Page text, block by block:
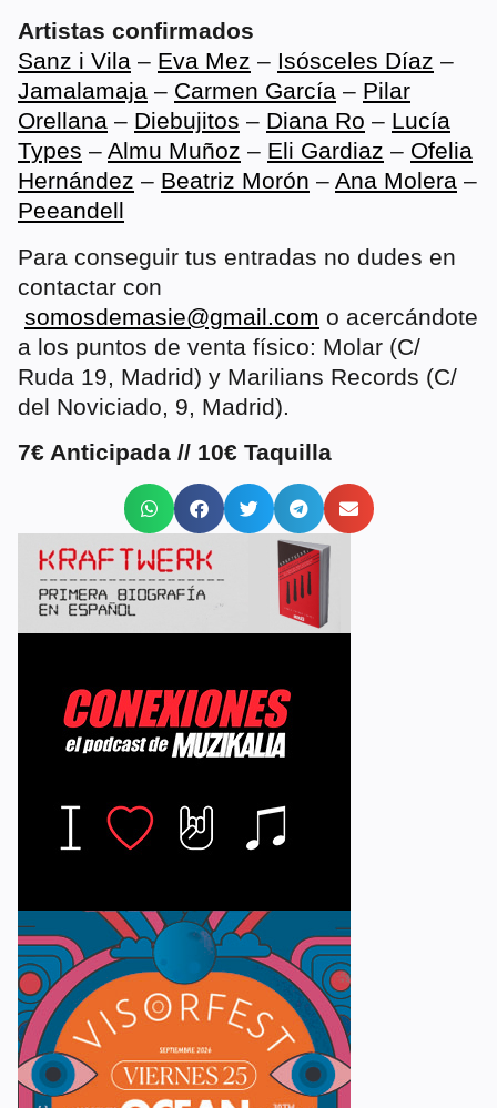
Artistas confirmados
Sanz i Vila – Eva Mez – Isósceles Díaz –
Jamalamaja – Carmen García – Pilar
Orellana – Diebujitos – Diana Ro – Lucía
Types – Almu Muñoz – Eli Gardiaz – Ofelia
Hernández – Beatriz Morón – Ana Molera –
Peeandell
Para conseguir tus entradas no dudes en
contactar con
somosdemasie@gmail.com o acercándote
a los puntos de venta físico: Molar (C/
Ruda 19, Madrid) y Marilians Records (C/
del Noviciado, 9, Madrid).
7€ Anticipada // 10€ Taquilla